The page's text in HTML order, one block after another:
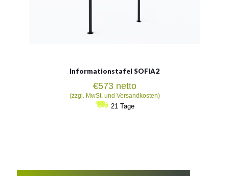
Informationstafel SOFIA2
€573 netto
(zzgl. MwSt. und Versandkosten)
21 Tage